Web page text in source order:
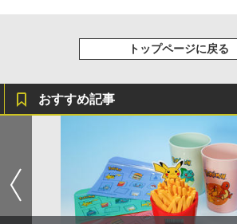
トップページに戻る
おすすめ記事